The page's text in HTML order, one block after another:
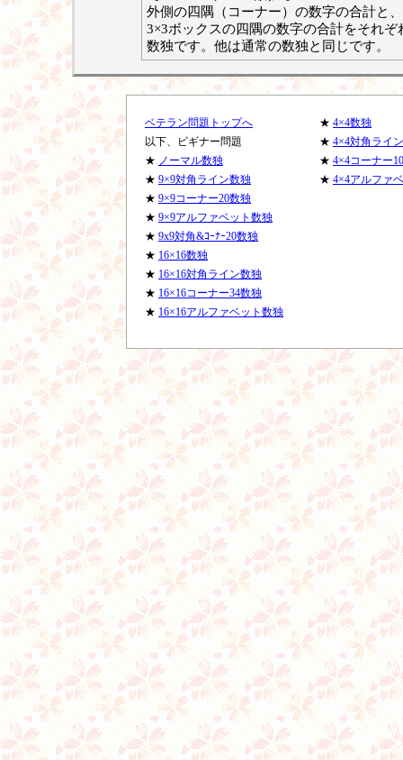
外側の四隅（コーナー）の数字の合計と
3×3ボックスの四隅の数字の合計をそれぞ
数独です。他は通常の数独と同じです。
ベテラン問題トップへ
以下、ビギナー問題
★ ノーマル数独
★ 9×9対角ライン数独
★ 9×9コーナー20数独
★ 9×9アルファベット数独
★ 9x9対角&ｺｰﾅｰ20数独
★ 16×16数独
★ 16×16対角ライン数独
★ 16×16コーナー34数独
★ 16×16アルファベット数独
★ 4×4数独
★ 4×4対角ライ
★ 4×4コーナー
★ 4×4アルファ